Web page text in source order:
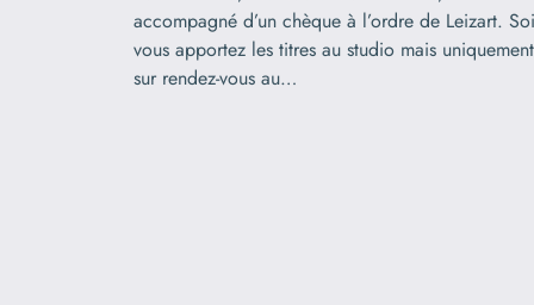
accompagné d’un chèque à l’ordre de Leizart.
vous apportez les titres au studio mais uniquement
sur rendez-vous au…